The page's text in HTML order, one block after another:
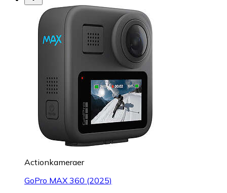
Actionkameraer
GoPro MAX 360 (2025)